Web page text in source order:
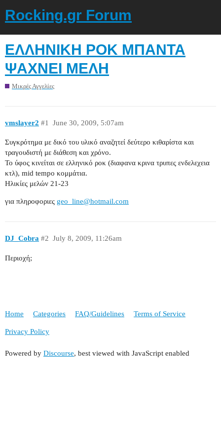
Rocking.gr Forum
ΕΛΛΗΝΙΚΗ ΡΟΚ ΜΠΑΝΤΑ
ΨΑΧΝΕΙ ΜΕΛΗ
Μικρές Αγγελίες
vmslayer2 June 30, 2009, 5:07am
#1
Συγκρότημα με δικό του υλικό αναζητεί δεύτερο κιθαρίστα και
τραγουδιστή με διάθεση και χρόνο.
Το ύφος κινείται σε ελληνικό ροκ (διαφανα κρινα τρυπες ενδελεχεια
κτλ), mid tempo κομμάτια.
Ηλικίες μελών 21-23
για πληροφοριες geo_line@hotmail.com
DJ_Cobra July 8, 2009, 11:26am
#2
Περιοχή;
Home Categories FAQ/Guidelines Terms of Service
Privacy Policy
Powered by Discourse, best viewed with JavaScript enabled